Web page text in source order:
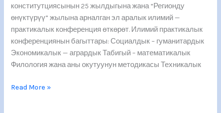
конститутциясынын 25 жылдыгына жана “Регионду
өнүктүрүү” жылына арналган эл аралык илимий —
практикалык конференция өткөрөт. Илимий практикалык
конференциянын багыттары: Социалдык – гуманитардык
Экономикалык — агрардык Табигый – математикалык
Филология жана аны окутуунун методикасы Техникалык
Read More »